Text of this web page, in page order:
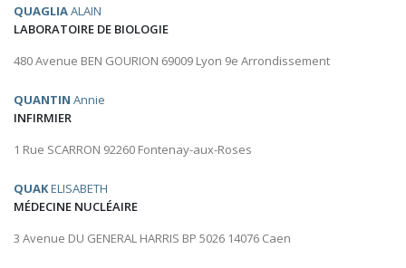
QUAGLIAALAIN
LABORATOIRE DE BIOLOGIE
480 Avenue BEN GOURION 69009 Lyon 9e Arrondissement
QUANTIN Annie
INFIRMIER
1 Rue SCARRON 92260 Fontenay-aux-Roses
QUAKELISABETH
MÉDECINE NUCLÉAIRE
3 Avenue DU GENERAL HARRIS BP 5026 14076 Caen